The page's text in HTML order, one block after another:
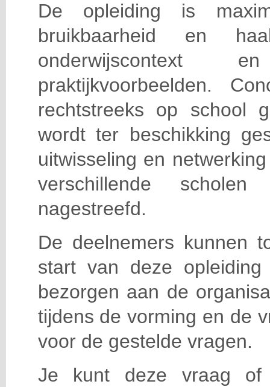
De opleiding is
bruikbaarheid en
praktijkvoorbeelden.
rechtstreeks op school
wordt ter beschikking
uitwisseling en
verschillende scholen
nagestreefd.
De deelnemers kunnen
start van deze
bezorgen aan de
tijdens de vorming en de
voor de gestelde vragen.
Je kunt deze vraag of